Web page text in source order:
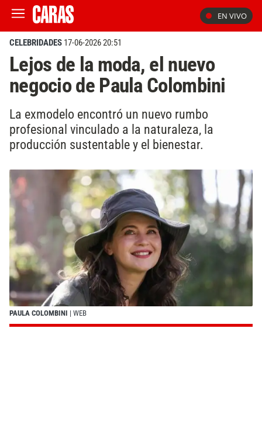
EN VIVO
CELEBRIDADES 17-06-2026 20:51
Lejos de la moda, el nuevo
negocio de Paula Colombini
La exmodelo encontró un nuevo rumbo
profesional vinculado a la naturaleza, la
producción sustentable y el bienestar.
PAULA COLOMBINI | WEB